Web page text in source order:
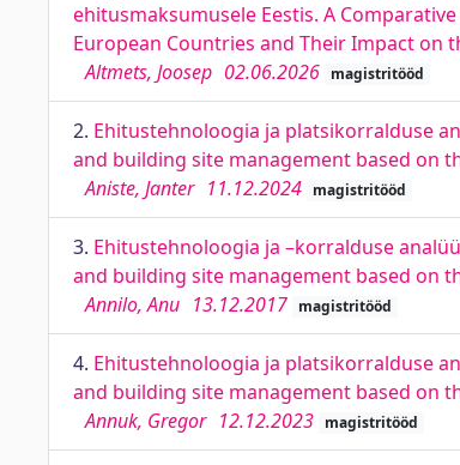
ehitusmaksumusele Eestis. A
European Countries and Their Impact on
Altmets, Joosep 02.06.2026 magistritööd
2. Ehitustehnoloogia ja platsikorralduse
and building site management based on
Aniste, Janter 11.12.2024 magistritööd
3. Ehitustehnoloogia ja –korralduse
and building site management based on
Annilo, Anu 13.12.2017 magistritööd
4. Ehitustehnoloogia ja platsikorralduse
and building site management based on
Annuk, Gregor 12.12.2023 magistritööd